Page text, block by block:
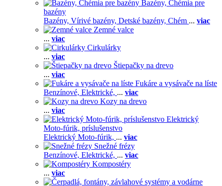
Bazény, Chémia pre
bazény
Bazény, Vírivé bazény, Detské bazény, Chém ... viac
Zemné valce
... viac
Cirkulárky
... viac
Štiepačky na drevo
... viac
Fukáre a vysávače na líste
Benzínové, Elektrické, ... viac
Kozy na drevo
... viac
Elektrický
Moto-fúrik, príslušenstvo
Elektrický Moto-fúrik, ... viac
Snežné frézy
Benzínové, Elektrické, ... viac
Kompostéry
... viac